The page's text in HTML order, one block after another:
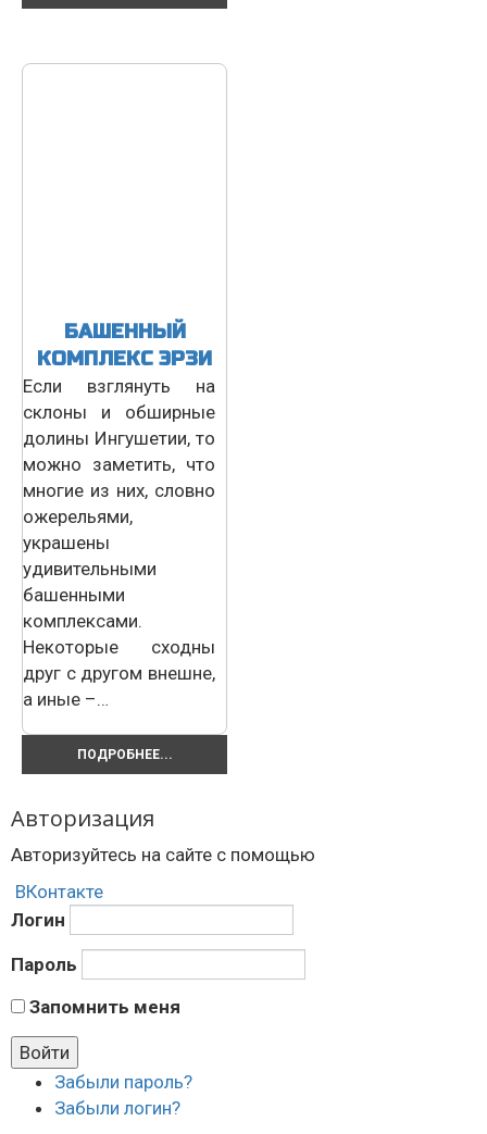
БАШЕННЫЙ
КОМПЛЕКС ЭРЗИ
Если взглянуть на
склоны и обширные
долины Ингушетии, то
можно заметить, что
многие из них, словно
ожерельями,
украшены
удивительными
башенными
комплексами.
Некоторые сходны
друг с другом внешне,
а иные –…
ПОДРОБНЕЕ...
Авторизация
Авторизуйтесь на сайте с помощью
ВКонтакте
Логин
Пароль
Запомнить меня
Забыли пароль?
Забыли логин?